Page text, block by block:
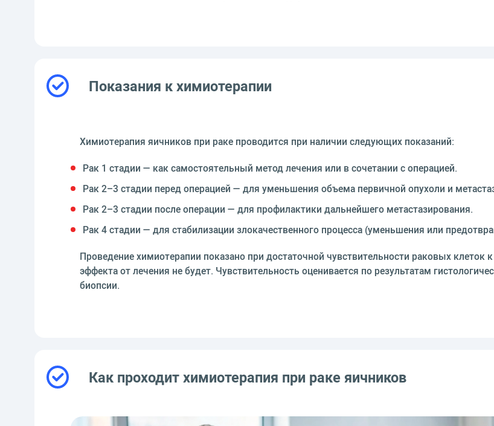
Показания к химиотерапии
Химиотерапия яичников при раке проводится при наличии следующих показаний:
Рак 1 стадии — как самостоятельный метод лечения или в сочетании с операцией.
Рак 2–3 стадии перед операцией — для уменьшения объема первичной опухоли и
Рак 2–3 стадии после операции — для профилактики дальнейшего метастазирования.
Рак 4 стадии — для стабилизации злокачественного процесса (уменьшения или
Проведение химиотерапии показано при достаточной чувствительности раковых
эффекта от лечения не будет. Чувствительность оценивается по результатам
биопсии.
Как проходит химиотерапия при раке яичников